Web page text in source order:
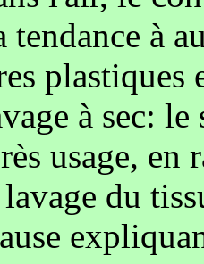
à
plastiques
à sec:
usage, en
du